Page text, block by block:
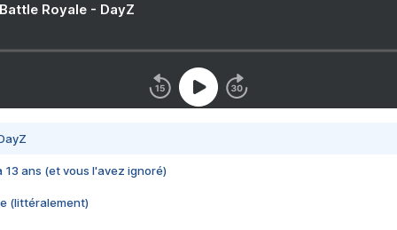
Royale - DayZ
13 ans (et vous l'avez ignoré)
(littéralement)